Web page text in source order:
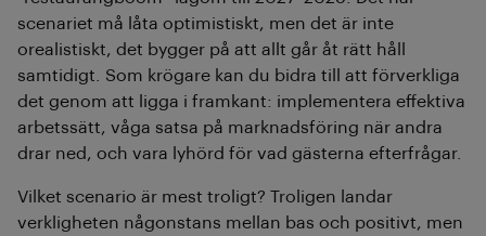
scenariet må låta optimistiskt, men det är inte
orealistiskt, det bygger på att allt går åt rätt håll
samtidigt. Som krögare kan du bidra till att förverkliga
det genom att ligga i framkant: implementera effektiva
arbetssätt, våga satsa på marknadsföring när andra
drar ned, och vara lyhörd för vad gästerna efterfrågar.
Vilket scenario är mest troligt? Troligen landar
verkligheten någonstans mellan bas och positivt, men